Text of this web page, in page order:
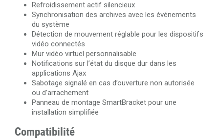
Refroidissement actif silencieux
Synchronisation des archives avec les événements
du système
Détection de mouvement réglable pour les dispositifs
vidéo connectés
Mur vidéo virtuel personnalisable
Notifications sur l’état du disque dur dans les
applications Ajax
Sabotage signalé en cas d’ouverture non autorisée
ou d’arrachement
Panneau de montage SmartBracket pour une
installation simplifiée
Compatibilité